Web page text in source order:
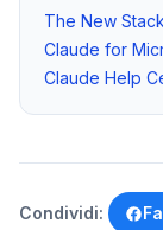
The New Stack
Claude for
Claude Help
Condividi: